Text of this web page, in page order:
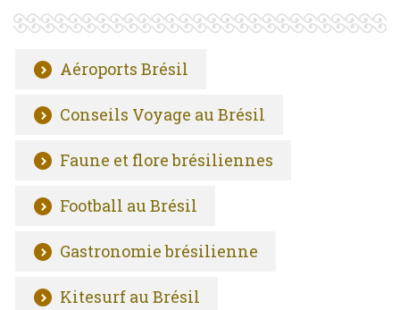
Aéroports Brésil
Conseils Voyage au Brésil
Faune et flore brésiliennes
Football au Brésil
Gastronomie brésilienne
Kitesurf au Brésil